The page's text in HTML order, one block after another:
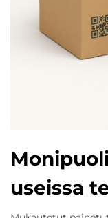
useissa